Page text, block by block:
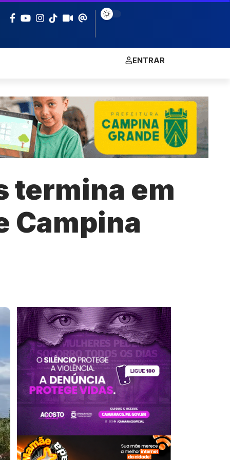
ENTRAR
termina em
Campina